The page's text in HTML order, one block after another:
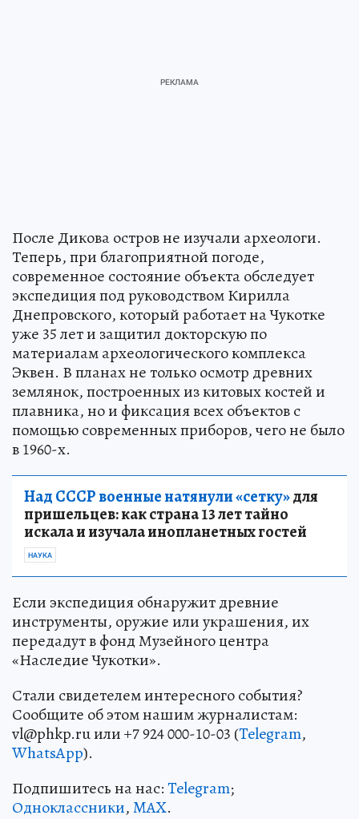
После Дикова остров не изучали археологи.
Теперь, при благоприятной погоде,
современное состояние объекта обследует
экспедиция под руководством Кирилла
Днепровского, который работает на Чукотке
уже 35 лет и защитил докторскую по
материалам археологического комплекса
Эквен. В планах не только осмотр древних
землянок, построенных из китовых костей и
плавника, но и фиксация всех объектов с
помощью современных приборов, чего не было
в 1960-х.
Над СССР военные натянули «сетку»для
пришельцев: как страна 13 лет тайно
искала и изучала инопланетных гостей
НАУКА
Если экспедиция обнаружит древние
инструменты, оружие или украшения, их
передадут в фонд Музейного центра
«Наследие Чукотки».
Стали свидетелем интересного события?
Сообщите об этом нашим журналистам:
vl@phkp.ru или +7 924 000-10-03 (Telegram,
WhatsApp).
Подпишитесь на нас:Telegram;
Одноклассники,MAX.